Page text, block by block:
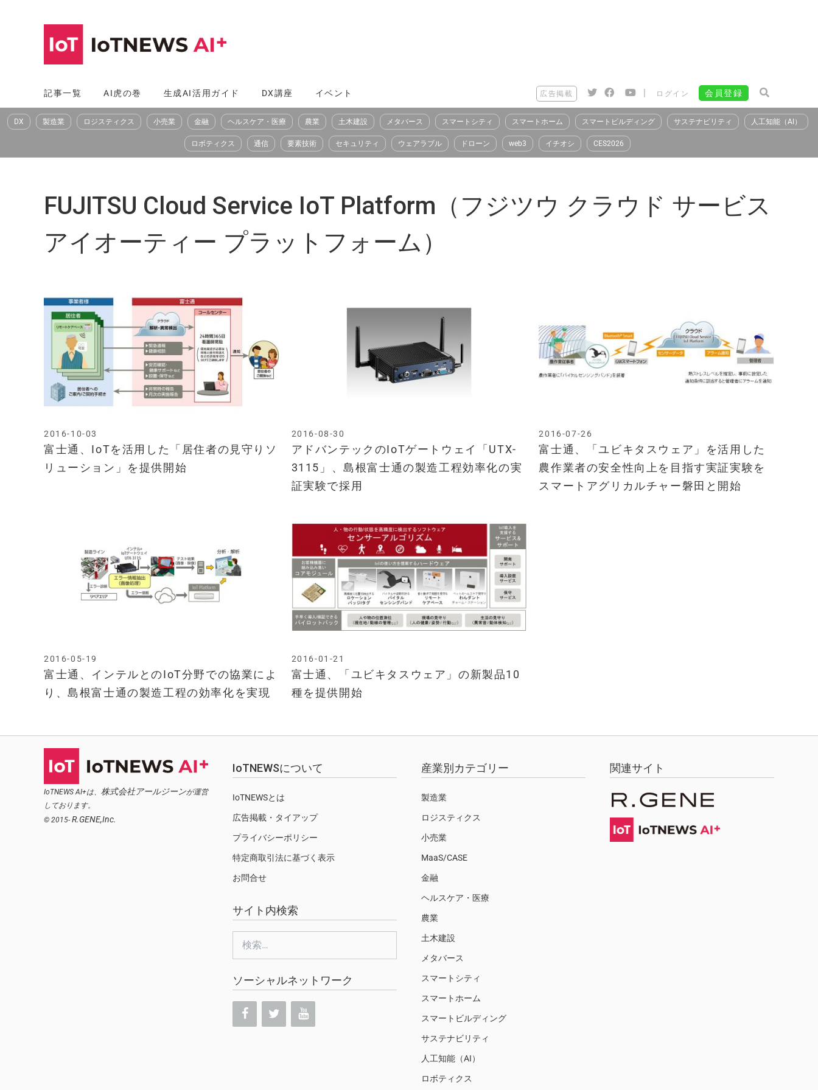
へ
ス
記事一覧 AI虎の巻 生成AI活用ガイド DX講座 イベント 広告掲載 | ログイン 会員登録
DX 製造業 ロジスティクス 小売業 金融 ヘルスケア・医療 農業 土木建設 メタバース スマートシティ スマートホーム スマートビルディング サステナビリティ 人工知能（AI）
ロボティクス 通信 要素技術 セキュリティ ウェアラブル ドローン web3 イチオシ CES2026
FUJITSU Cloud Service IoT Platform（フジツウ クラウド サービス
アイオーティー プラットフォーム）
富士通、IoTを活用した「居住者の見守りソ
リューション」を提供開始
2016-10-03
アドバンテックのIoTゲートウェイ「UTX-
3115」、島根富士通の製造工程効率化の実
証実験で採用
2016-08-30
富士通、「ユビキタスウェア」を活用した
農作業者の安全性向上を目指す実証実験を
スマートアグリカルチャー磐田と開始
2016-07-26
富士通、インテルとのIoT分野での協業によ
り、島根富士通の製造工程の効率化を実現
2016-05-19
富士通、「ユビキタスウェア」の新製品10
種を提供開始
2016-01-21
IoTNEWS AI+は、 株式会社アールジーンが運営
しております。
© 2015- R.GENE,Inc.
IoTNEWSについて
IoTNEWSとは
広告掲載・タイアップ
プライバシーポリシー
特定商取引法に基づく表示
お問合せ
サイト内検索
ソーシャルネットワーク
産業別カテゴリー
製造業
ロジスティクス
小売業
MaaS/CASE
金融
ヘルスケア・医療
農業
土木建設
メタバース
スマートシティ
スマートホーム
スマートビルディング
サステナビリティ
人工知能（AI）
ロボティクス
関連サイト